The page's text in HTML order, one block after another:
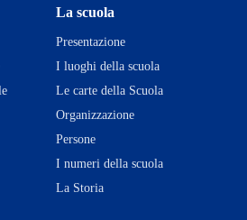
La scuola
Presentazione
I luoghi della scuola
Le carte della Scuola
Organizzazione
Persone
I numeri della scuola
La Storia